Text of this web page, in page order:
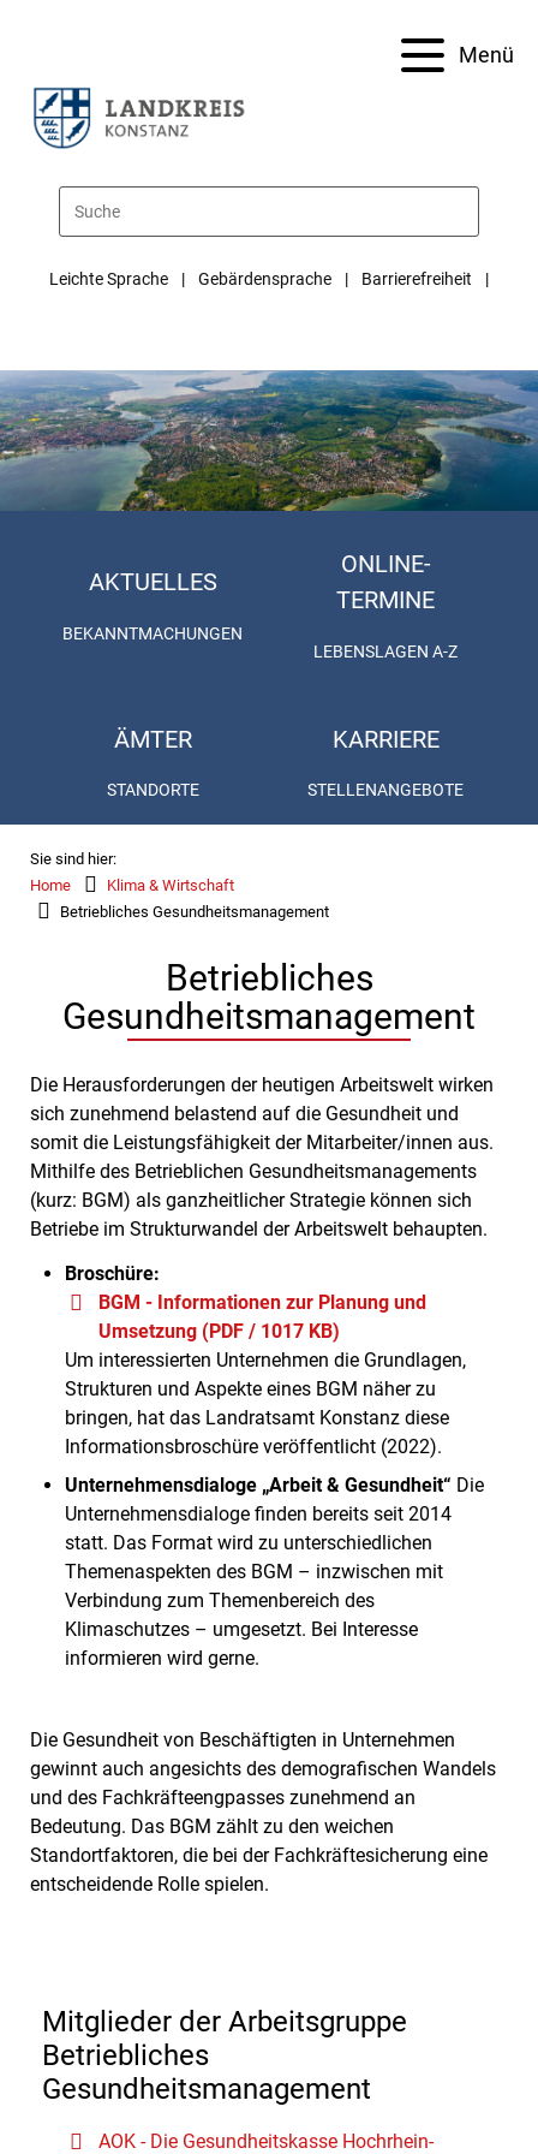
Menü
Leichte Sprache Gebärdensprache Barrierefreiheit
AKTUELLES
BEKANNTMACHUNGEN
ONLINE-
TERMINE
LEBENSLAGEN A-Z
ÄMTER
STANDORTE
KARRIERE
STELLENANGEBOTE
Sie sind hier:
Home
Klima & Wirtschaft
Betriebliches Gesundheitsmanagement
Betriebliches
Gesundheitsmanagement
Die Herausforderungen der heutigen Arbeitswelt wirken
sich zunehmend belastend auf die Gesundheit und
somit die Leistungsfähigkeit der Mitarbeiter/innen aus.
Mithilfe des Betrieblichen Gesundheitsmanagements
(kurz: BGM) als ganzheitlicher Strategie können sich
Betriebe im Strukturwandel der Arbeitswelt behaupten.
Broschüre:
BGM - Informationen zur Planung und
Umsetzung (PDF / 1017 KB)
Um interessierten Unternehmen die Grundlagen,
Strukturen und Aspekte eines BGM näher zu
bringen, hat das Landratsamt Konstanz diese
Informationsbroschüre veröffentlicht (2022).
Unternehmensdialoge „Arbeit & Gesundheit“ Die
Unternehmensdialoge finden bereits seit 2014
statt. Das Format wird zu unterschiedlichen
Themenaspekten des BGM – inzwischen mit
Verbindung zum Themenbereich des
Klimaschutzes – umgesetzt. Bei Interesse
informieren wird gerne.
Die Gesundheit von Beschäftigten in Unternehmen
gewinnt auch angesichts des demografischen Wandels
und des Fachkräfteengpasses zunehmend an
Bedeutung. Das BGM zählt zu den weichen
Standortfaktoren, die bei der Fachkräftesicherung eine
entscheidende Rolle spielen.
Mitglieder der Arbeitsgruppe
Betriebliches
Gesundheitsmanagement
AOK - Die Gesundheitskasse Hochrhein-